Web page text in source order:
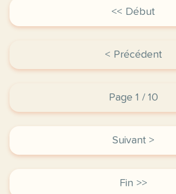
<< Début
< Précédent
Page 1 / 10
Suivant >
Fin >>